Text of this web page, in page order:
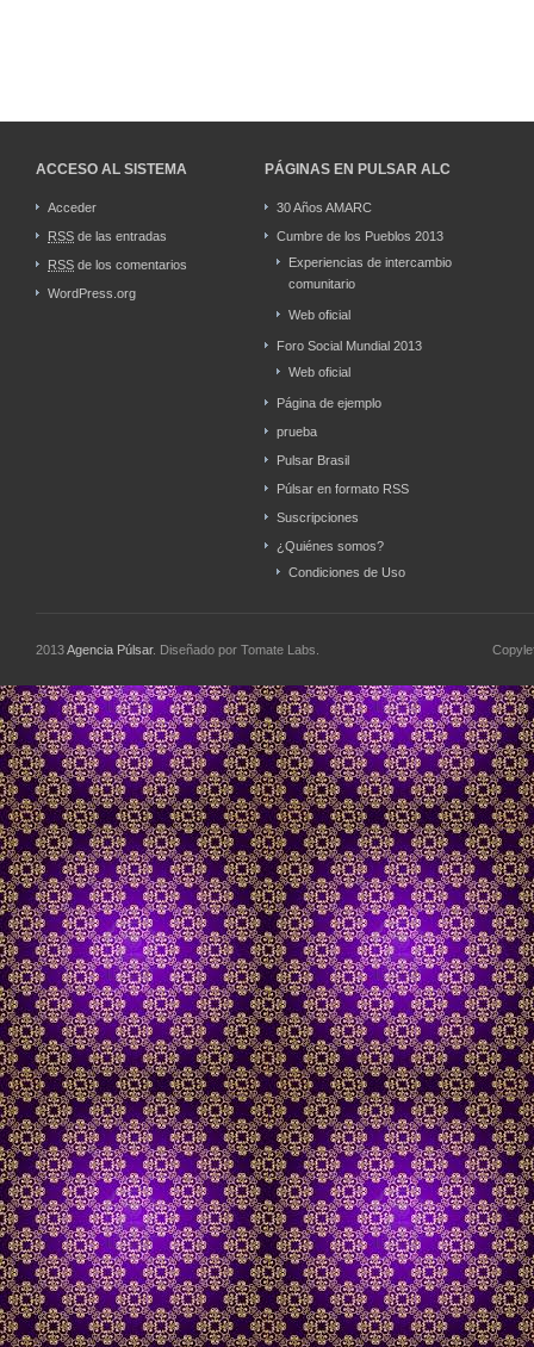
ACCESO AL SISTEMA
Acceder
RSS de las entradas
RSS de los comentarios
WordPress.org
PÁGINAS EN PULSAR ALC
30 Años AMARC
Cumbre de los Pueblos 2013
Experiencias de intercambio
comunitario
Web oficial
Foro Social Mundial 2013
Web oficial
Página de ejemplo
prueba
Pulsar Brasil
Púlsar en formato RSS
Suscripciones
¿Quiénes somos?
Condiciones de Uso
2013Agencia Púlsar. Diseñado por Tomate Labs.